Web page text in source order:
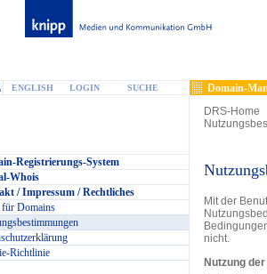
ENGLISH LOGIN SUCHE
Domain-
DRS-Home
Registrierungs-System
Whois
/ Impressum / Rechtliches
Domains
Richtlinie
Mit der
nicht.
Nutzung